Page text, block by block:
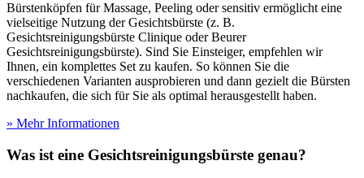
Bürstenköpfen für Massage, Peeling oder sensitiv ermöglicht eine
vielseitige Nutzung der Gesichtsbürste (z. B.
Gesichtsreinigungsbürste Clinique oder Beurer
Gesichtsreinigungsbürste). Sind Sie Einsteiger, empfehlen wir
Ihnen, ein komplettes Set zu kaufen. So können Sie die
verschiedenen Varianten ausprobieren und dann gezielt die Bürsten
nachkaufen, die sich für Sie als optimal herausgestellt haben.
» Mehr Informationen
Was ist eine Gesichtsreinigungsbürste genau?